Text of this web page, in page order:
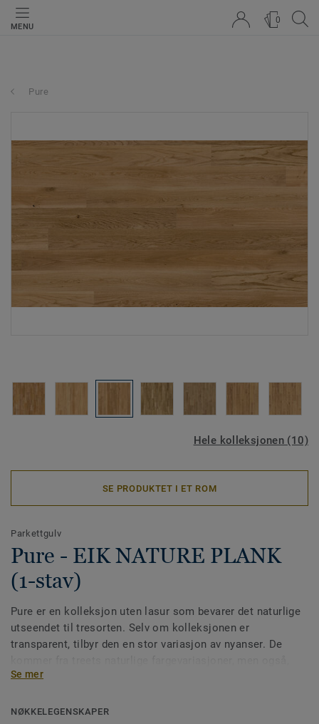
MENU
0
Pure
Hele kolleksjonen (10)
SE PRODUKTET I ET ROM
Parkettgulv
Pure - EIK NATURE PLANK
(1-stav)
Pure er en kolleksjon uten lasur som bevarer det naturlige
utseendet til tresorten. Selv om kolleksjonen er
transparent, tilbyr den en stor variasjon av nyanser. De
som tilfellet er med eikegulv, av forskjellige
vår bildebok og se alle våre parketter.
Se mer
NØKKELEGENSKAPER